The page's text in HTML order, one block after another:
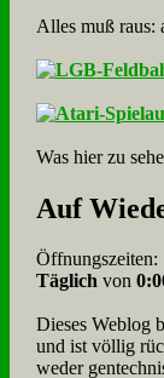
Alles muß raus:
Was hier zu
Auf
Öffnungszeiten:
Täglichvon
Dieses Weblog
und ist völlig
weder